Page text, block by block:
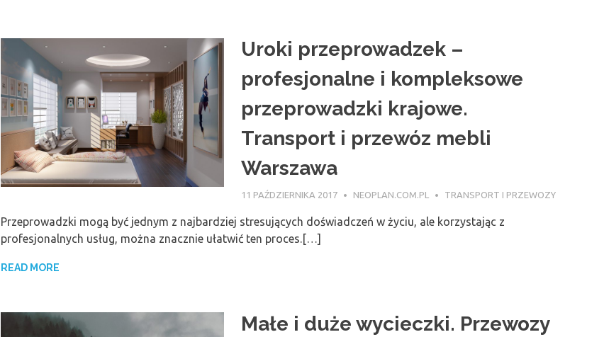
Uroki przeprowadzek –
profesjonalne i kompleksowe
przeprowadzki krajowe.
Transport i przewóz mebli
Warszawa
11 PAŹDZIERNIKA 2017 NEOPLAN.COM.PL TRANSPORT I PRZEWOZY
Przeprowadzki mogą być jednym z najbardziej stresujących doświadczeń w życiu, ale korzystając z
profesjonalnych usług, można znacznie ułatwić ten proces.[…]
READ MORE
Małe i duże wycieczki. Przewozy